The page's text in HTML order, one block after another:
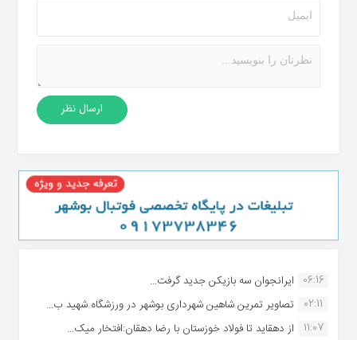
06:16 ایرانجوان سه بازیکن جدید گرفت...
02:11
تصاویر تمرین شاهین شهردارى بوشهر در ورزشگاه شهید ب...
11:07
از دهقاید تا فولاد خوزستان با رضا دهقان:افتخار میک...